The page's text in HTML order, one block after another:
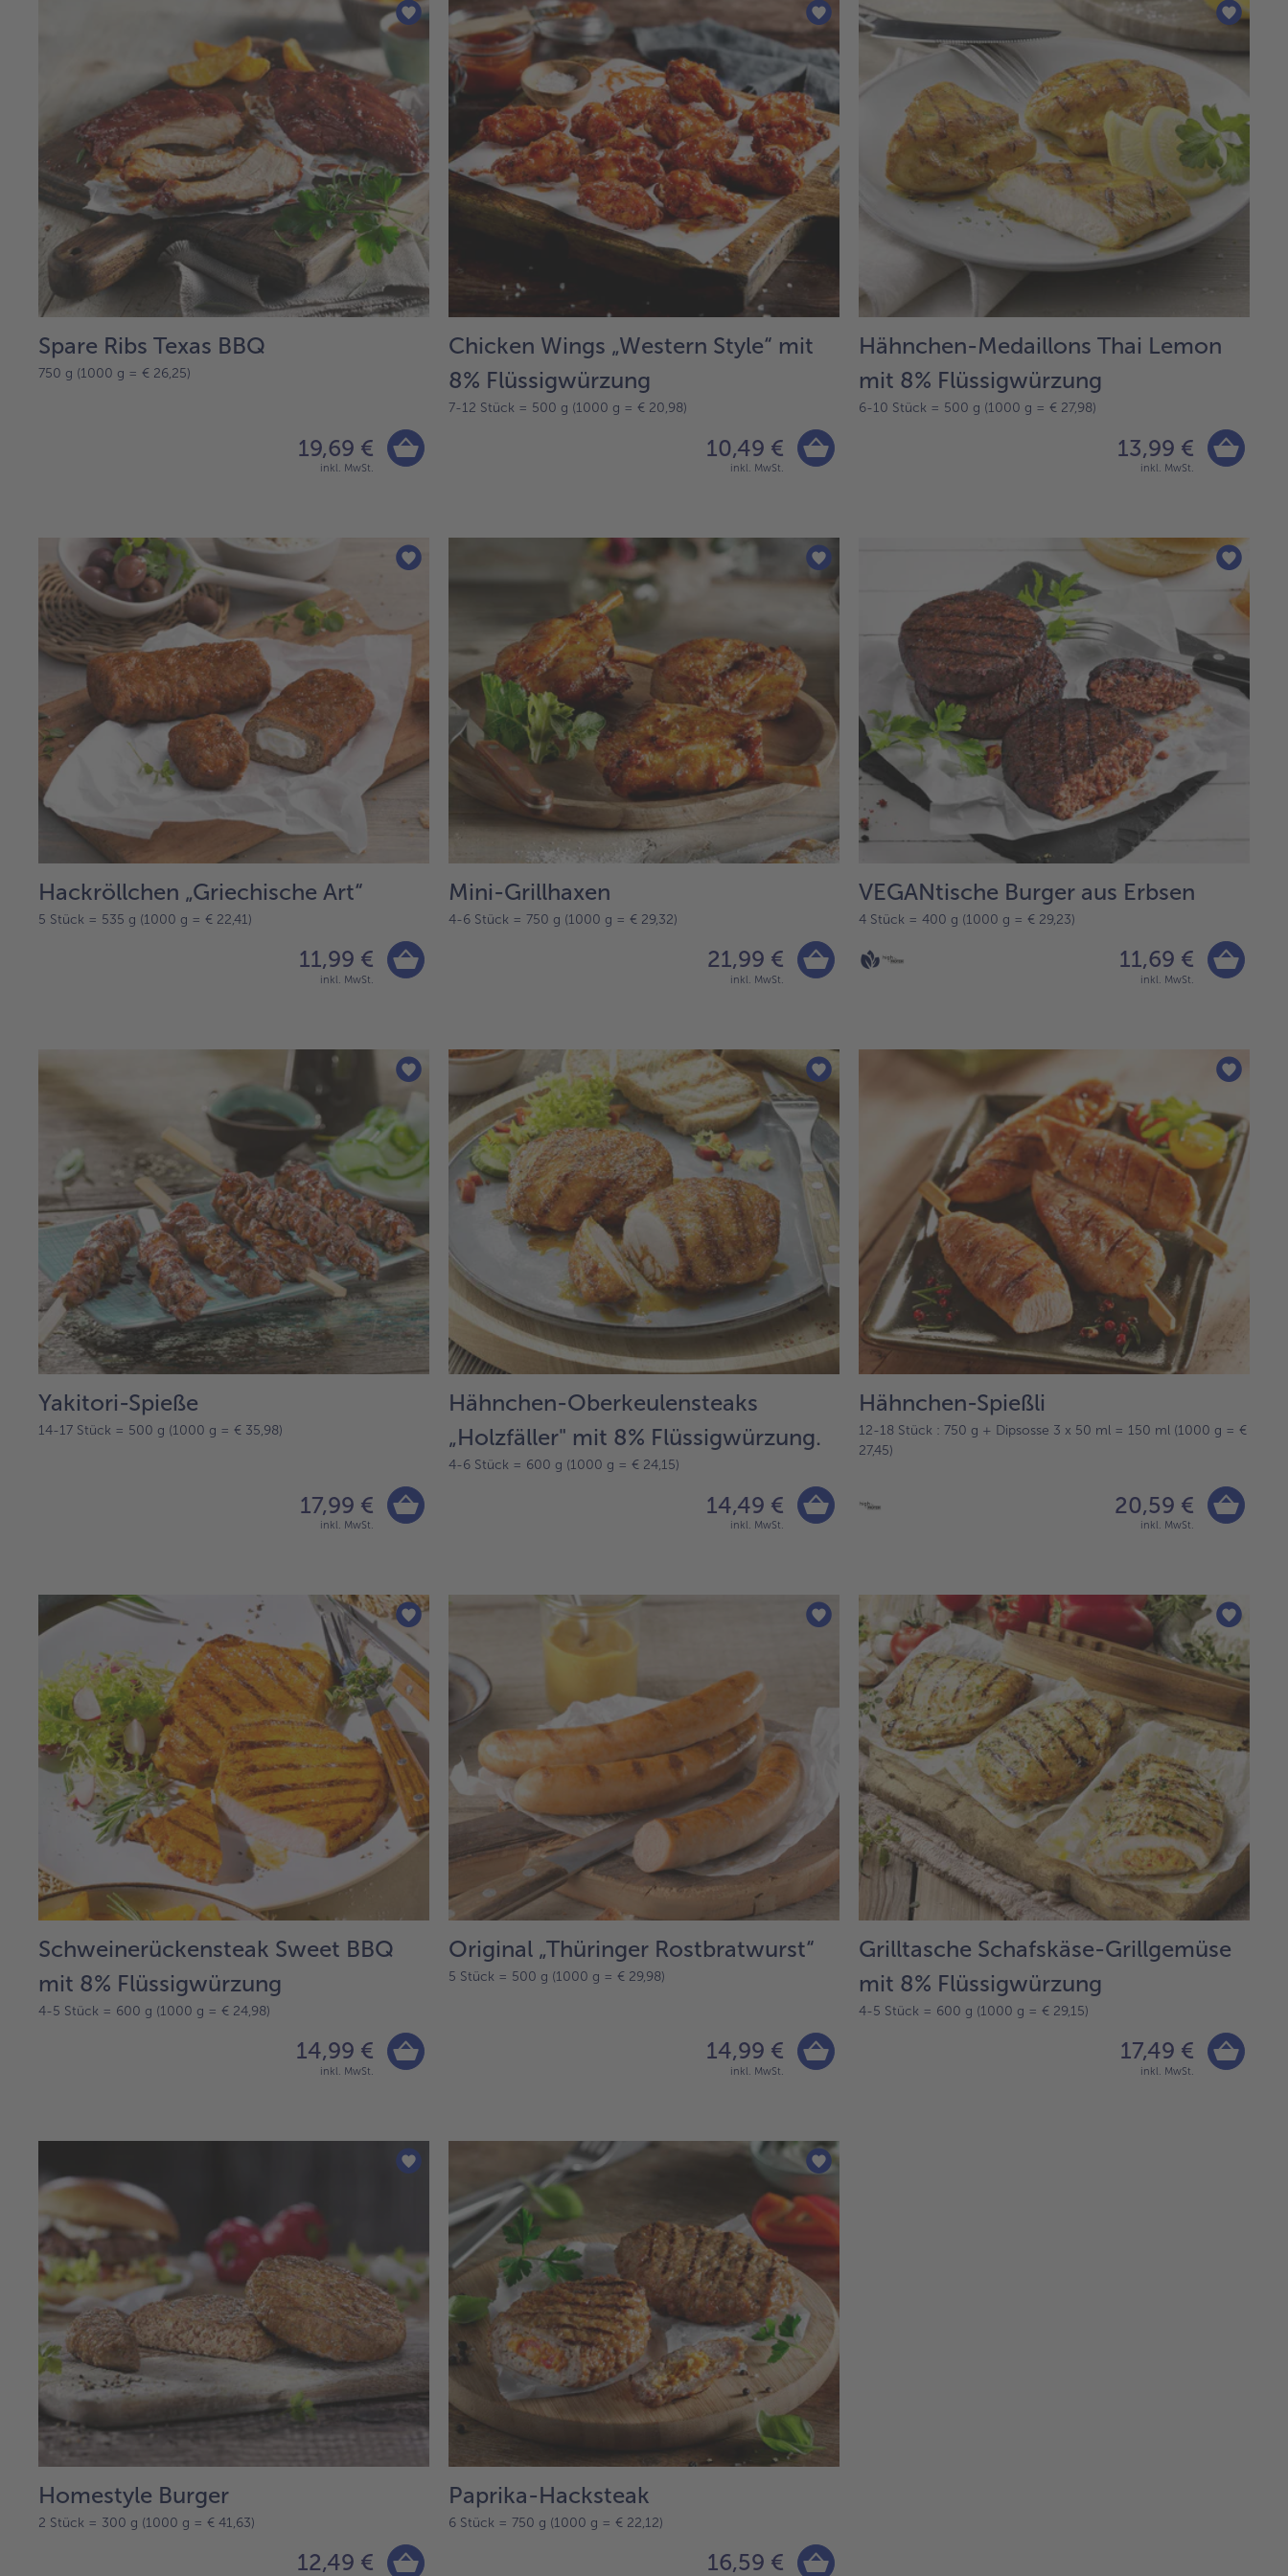
Spare Ribs Texas BBQ
750 g (1000 g = € 26,25)
19,69 €
inkl. MwSt.
Chicken Wings „Western Style“ mit
8% Flüssigwürzung
7-12 Stück = 500 g (1000 g = € 20,98)
10,49 €
inkl. MwSt.
Hähnchen-Medaillons Thai Lemon
mit 8% Flüssigwürzung
6-10 Stück = 500 g (1000 g = € 27,98)
13,99 €
inkl. MwSt.
Hackröllchen „Griechische Art“
5 Stück = 535 g (1000 g = € 22,41)
11,99 €
inkl. MwSt.
Mini-Grillhaxen
4-6 Stück = 750 g (1000 g = € 29,32)
21,99 €
inkl. MwSt.
VEGANtische Burger aus Erbsen
4 Stück = 400 g (1000 g = € 29,23)
11,69 €
inkl. MwSt.
Yakitori-Spieße
14-17 Stück = 500 g (1000 g = € 35,98)
17,99 €
inkl. MwSt.
Hähnchen-Oberkeulensteaks
„Holzfäller" mit 8% Flüssigwürzung.
4-6 Stück = 600 g (1000 g = € 24,15)
14,49 €
inkl. MwSt.
Hähnchen-Spießli
12-18 Stück : 750 g + Dipsosse 3 x 50 ml = 150 ml (1000 g = €
27,45)
20,59 €
inkl. MwSt.
Schweinerückensteak Sweet BBQ
mit 8% Flüssigwürzung
4-5 Stück = 600 g (1000 g = € 24,98)
14,99 €
inkl. MwSt.
Original „Thüringer Rostbratwurst“
5 Stück = 500 g (1000 g = € 29,98)
14,99 €
inkl. MwSt.
Grilltasche Schafskäse-Grillgemüse
mit 8% Flüssigwürzung
4-5 Stück = 600 g (1000 g = € 29,15)
17,49 €
inkl. MwSt.
Homestyle Burger
2 Stück = 300 g (1000 g = € 41,63)
12,49 €
Paprika-Hacksteak
6 Stück = 750 g (1000 g = € 22,12)
16,59 €